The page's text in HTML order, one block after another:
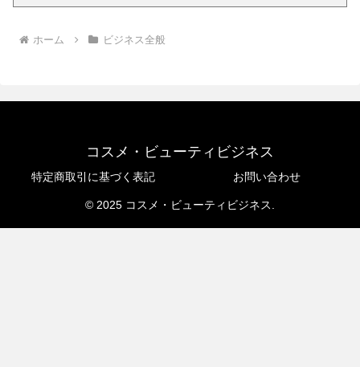
ホーム ビジネス全般
コスメ・ビューティビジネス
特定商取引に基づく表記 お問い合わせ
© 2025 コスメ・ビューティビジネス.